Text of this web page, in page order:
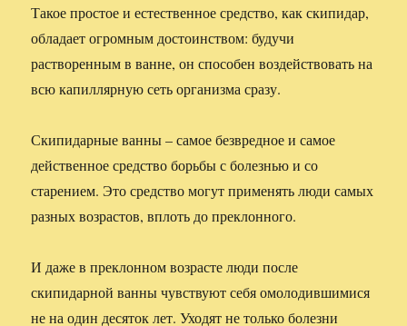
Такое простое и естественное средство, как скипидар,
обладает огромным достоинством: будучи
растворенным в ванне, он способен воздействовать на
всю капиллярную сеть организма сразу.
Скипидарные ванны – самое безвредное и самое
действенное средство борьбы с болезнью и со
старением. Это средство могут применять люди самых
разных возрастов, вплоть до преклонного.
И даже в преклонном возрасте люди после
скипидарной ванны чувствуют себя омолодившимися
не на один десяток лет. Уходят не только болезни